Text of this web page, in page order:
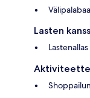
Lasten
Lastenallas